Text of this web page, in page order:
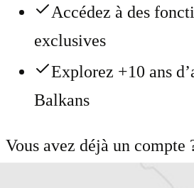
Accédez à des
exclusives
Explorez +10 ans
Balkans
Vous avez déjà un compte